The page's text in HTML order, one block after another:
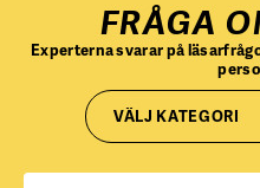
FRÅGA
Experterna svarar på
VÄLJ KATEGORI